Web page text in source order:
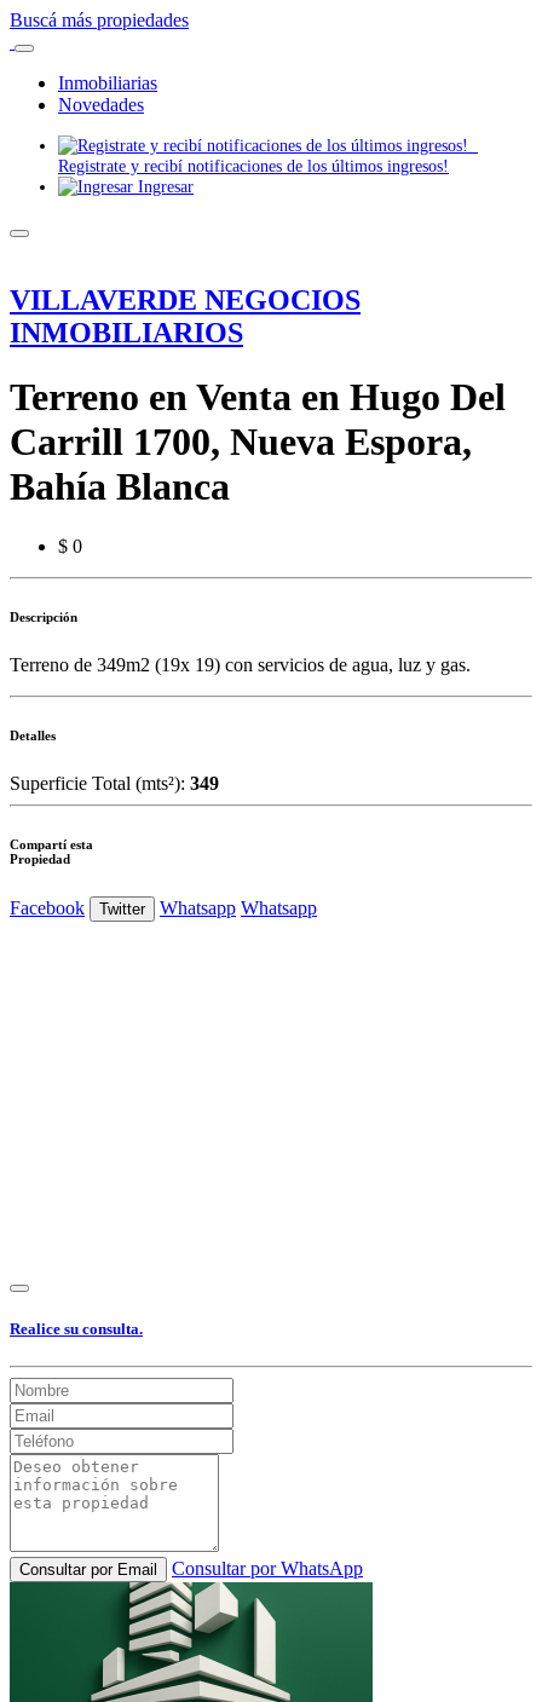
Buscá más propiedades
Inmobiliarias
Novedades
Registrate y recibí notificaciones de los últimos ingresos!
Ingresar
VILLAVERDE NEGOCIOS
INMOBILIARIOS
Terreno en Venta en Hugo Del
Carrill 1700, Nueva Espora,
Bahía Blanca
$ 0
Descripción
Terreno de 349m2 (19x 19) con servicios de agua, luz y gas.
Detalles
Superficie Total (mts²): 349
Compartí esta
Propiedad
Facebook Twitter Whatsapp Whatsapp
Realice su consulta.
Consultar por Email Consultar por WhatsApp